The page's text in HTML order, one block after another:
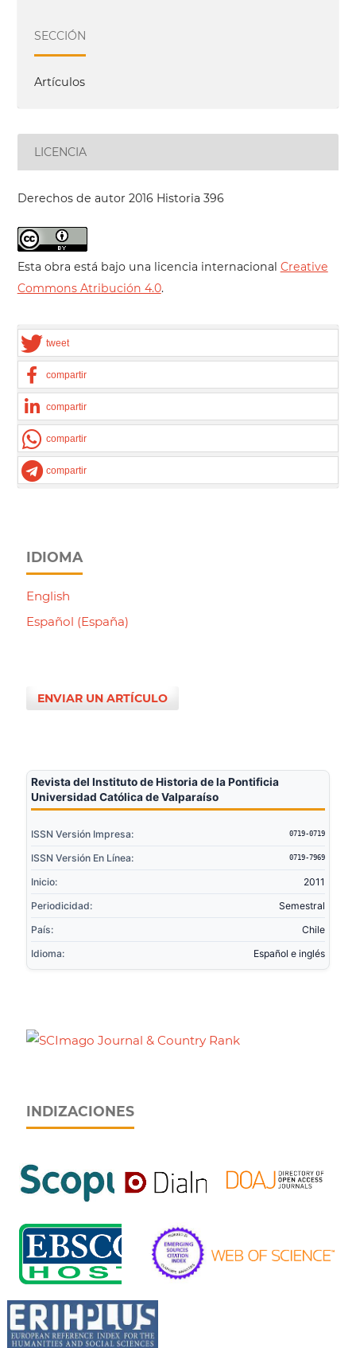
SECCIÓN
Artículos
LICENCIA
Derechos de autor 2016 Historia 396
Esta obra está bajo una licencia internacional Creative
Commons Atribución 4.0.
tweet
compartir
compartir
compartir
compartir
IDIOMA
English
Español (España)
ENVIAR UN ARTÍCULO
Revista del Instituto de Historia de la Pontificia
Universidad Católica de Valparaíso
ISSN Versión Impresa: 0719-0719
ISSN Versión En Línea: 0719-7969
Inicio:
2011
Periodicidad:
Semestral
País:
Chile
Idioma:
Español e inglés
INDIZACIONES